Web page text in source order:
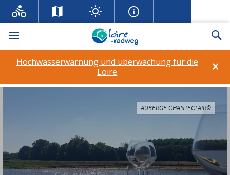
Menü
×
Hochwasserwarnung und überwachung für die
Loire
AUBERGE CHANTECLAIR©